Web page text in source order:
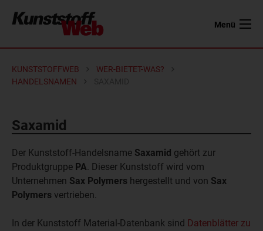
Menü
KUNSTSTOFFWEB
WER-BIETET-WAS?
HANDELSNAMEN
Saxamid
Der Kunststoff-Handelsname Saxamid gehört zur
Produktgruppe PA. Dieser Kunststoff wird vom
Unternehmen Sax Polymers hergestellt und von Sax
Polymers vertrieben.
In der Kunststoff Material-Datenbank sind Datenblätter zu